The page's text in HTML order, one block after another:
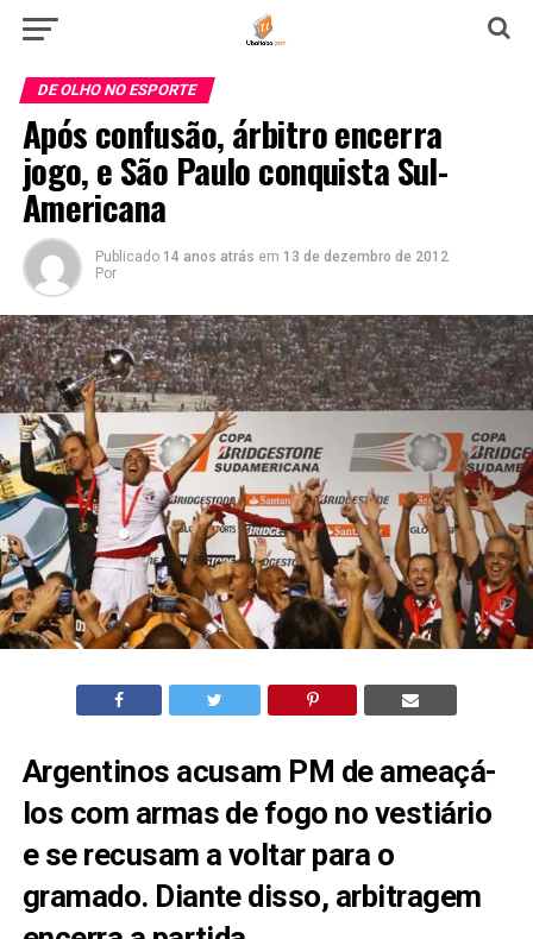
DE OLHO NO ESPORTE
Após confusão, árbitro encerra
jogo, e São Paulo conquista Sul-
Americana
Publicado 14 anos atrás em 13 de dezembro de 2012
Por
Argentinos acusam PM de ameaçá-
los com armas de fogo no vestiário
e se recusam a voltar para o
gramado. Diante disso, arbitragem